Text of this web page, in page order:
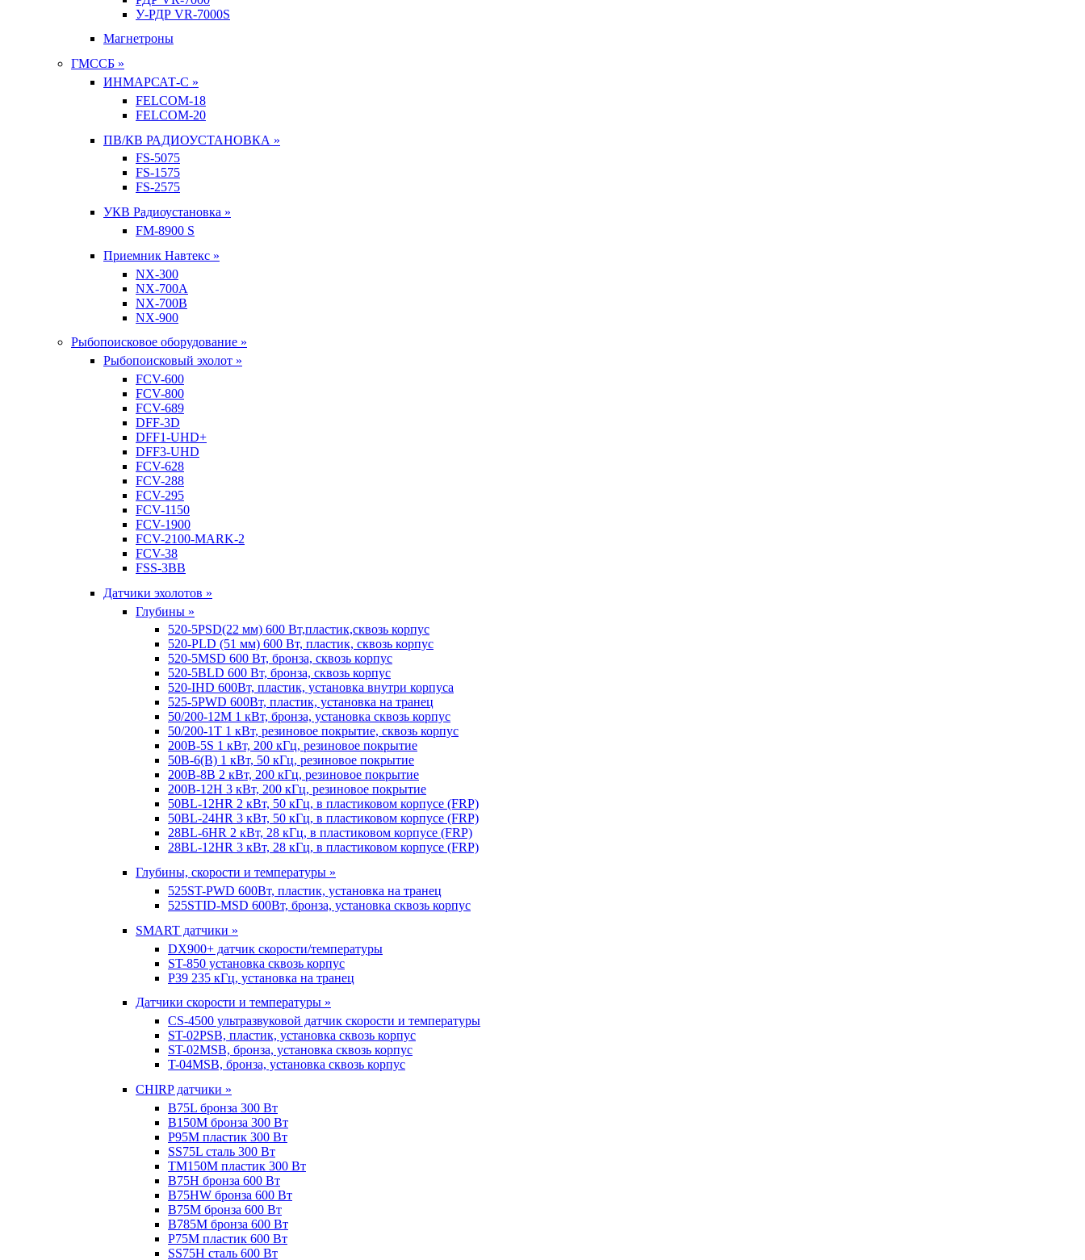
У-РДР VR-7000S
Магнетроны
ГМССБ »
ИНМАРСАТ-С »
FELCOM-18
FELCOM-20
ПВ/КВ РАДИОУСТАНОВКА »
FS-5075
FS-1575
FS-2575
УКВ Радиоустановка »
FM-8900 S
Приемник Навтекс »
NX-300
NX-700A
NX-700B
NX-900
Рыбопоисковое оборудование »
Рыбопоисковый эхолот »
FCV-600
FCV-800
FCV-689
DFF-3D
DFF1-UHD+
DFF3-UHD
FCV-628
FCV-288
FCV-295
FCV-1150
FCV-1900
FCV-2100-MARK-2
FCV-38
FSS-3BB
Датчики эхолотов »
Глубины »
520-5PSD(22 мм) 600 Вт,пластик,сквозь корпус
520-PLD (51 мм) 600 Вт, пластик, сквозь корпус
520-5MSD 600 Вт, бронза, сквозь корпус
520-5BLD 600 Вт, бронза, сквозь корпус
520-IHD 600Вт, пластик, установка внутри корпуса
525-5PWD 600Вт, пластик, установка на транец
50/200-12M 1 кВт, бронза, установка сквозь корпус
50/200-1T 1 кВт, резиновое покрытие, сквозь корпус
200B-5S 1 кВт, 200 кГц, резиновое покрытие
50B-6(B) 1 кВт, 50 кГц, резиновое покрытие
200B-8B 2 кВт, 200 кГц, резиновое покрытие
200B-12H 3 кВт, 200 кГц, резиновое покрытие
50BL-12HR 2 кВт, 50 кГц, в пластиковом корпусе (FRP)
50BL-24HR 3 кВт, 50 кГц, в пластиковом корпусе (FRP)
28BL-6HR 2 кВт, 28 кГц, в пластиковом корпусе (FRP)
28BL-12HR 3 кВт, 28 кГц, в пластиковом корпусе (FRP)
Глубины, скорости и температуры »
525ST-PWD 600Вт, пластик, установка на транец
525STID-MSD 600Вт, бронза, установка сквозь корпус
SMART датчики »
DX900+ датчик скорости/температуры
ST-850 установка сквозь корпус
P39 235 кГц, установка на транец
Датчики скорости и температуры »
CS-4500 ультразвуковой датчик скорости и температуры
ST-02PSB, пластик, установка сквозь корпус
ST-02MSB, бронза, установка сквозь корпус
T-04MSB, бронза, установка сквозь корпус
CHIRP датчики »
B75L бронза 300 Вт
B150M бронза 300 Вт
P95M пластик 300 Вт
SS75L сталь 300 Вт
TM150M пластик 300 Вт
B75H бронза 600 Вт
B75HW бронза 600 Вт
B75M бронза 600 Вт
B785M бронза 600 Вт
P75M пластик 600 Вт
SS75H сталь 600 Вт